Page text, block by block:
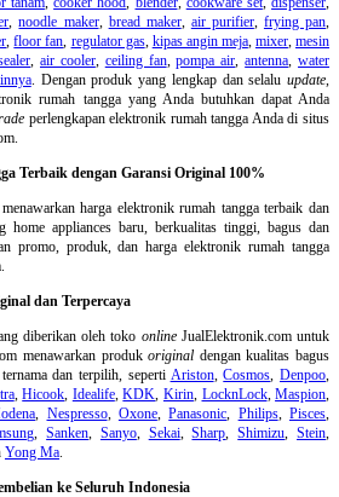
,noodle maker, bread maker, air purifier, frying pan
,floor fan regulator gas, kipas angin meja, mixer,mesin
,air cooler, ceiling fan,pompa air ,antenna ,water
. Dengan produk yang lengkap dan selalu update
rumah tangga yang Anda butuhkan dapat Anda
perlengkapan elektronik rumah tangga Anda di situs
Terbaik dengan Garansi Original 100%
harga elektronik rumah tangga terbaik dan
home appliances baru, berkualitas tinggi, bagus dan
promo, produk, dan harga elektronik rumah tangga
dan Terpercaya
diberikan oleh toko onlineJualElektronik.com untuk
menawarkan produkoriginal dengan kualitas bagus
dan terpilih, seperti Ariston,Cosmos ,Denpoo
,Hicook Idealife,KDK Kirin, LocknLock,Maspion
Nespresso, Oxone,Panasonic Philips, Pisces
,Sanken Sanyo, Sekai,Sharp ,Shimizu ,Stein
Yong Ma
ke Seluruh Indonesia